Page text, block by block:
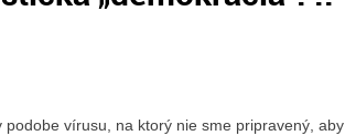
vírusu, na ktorý nie sme pripravený, aby